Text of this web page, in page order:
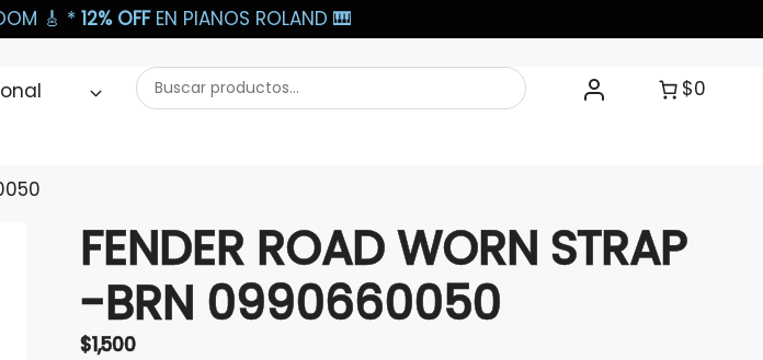
🎸​ * 12% OFFEN PIANOS ROLAND 🎹​
Buscar
productos...
$0
FENDER ROAD WORN STRAP
-BRN 0990660050
$1,500